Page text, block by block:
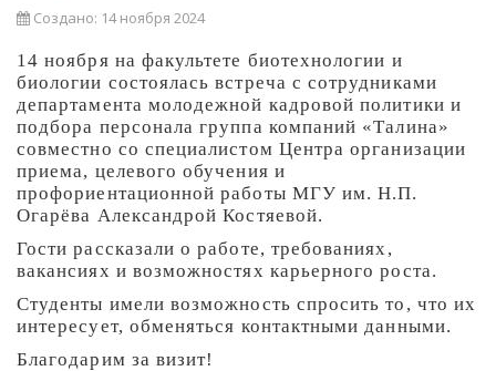
Создано: 14 ноября 2024
14 ноября на факультете биотехнологии и
биологии состоялась встреча с сотрудниками
департамента молодежной кадровой политики и
подбора персонала группа компаний «Талина»
совместно со специалистом Центра организации
приема, целевого обучения и
профориентационной работы МГУ им. Н.П.
Огарёва Александрой Костяевой.
Гости рассказали о работе, требованиях,
вакансиях и возможностях карьерного роста.
Студенты имели возможность спросить то, что их
интересует, обменяться контактными данными.
Благодарим за визит!